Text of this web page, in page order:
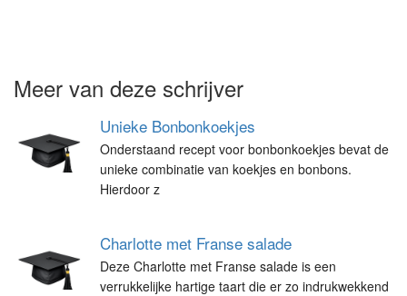
Meer van deze schrijver
Unieke Bonbonkoekjes
Onderstaand recept voor bonbonkoekjes bevat de
unieke combinatie van koekjes en bonbons.
Hierdoor z
Charlotte met Franse salade
Deze Charlotte met Franse salade is een
verrukkelijke hartige taart die er zo indrukwekkend